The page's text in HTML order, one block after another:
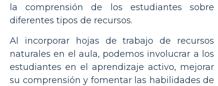
la comprensión de los estudiantes sobre
diferentes tipos de recursos.
Al incorporar hojas de trabajo de recursos
naturales en el aula, podemos involucrar a los
estudiantes en el aprendizaje activo, mejorar
su comprensión y fomentar las habilidades de